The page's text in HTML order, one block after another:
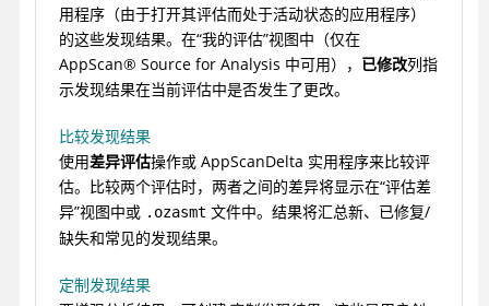
用程序（由于打开其评估而处于活动状态的应用程序）
的这些发现结果。在“我的评估”视图中（仅在
AppScan® Source for Analysis 中可用）， 已修改列指
示发现结果在当前评估中是否发生了更改。
比较发现结果
使用差异评估操作或 AppScanDelta 实用程序来比较评
估。比较两个评估时，两者之间的差异将显示在“评估差
异”视图中或 .ozasmt 文件中。结果将汇总新、已修复/
缺失和常见的发现结果。
定制发现结果